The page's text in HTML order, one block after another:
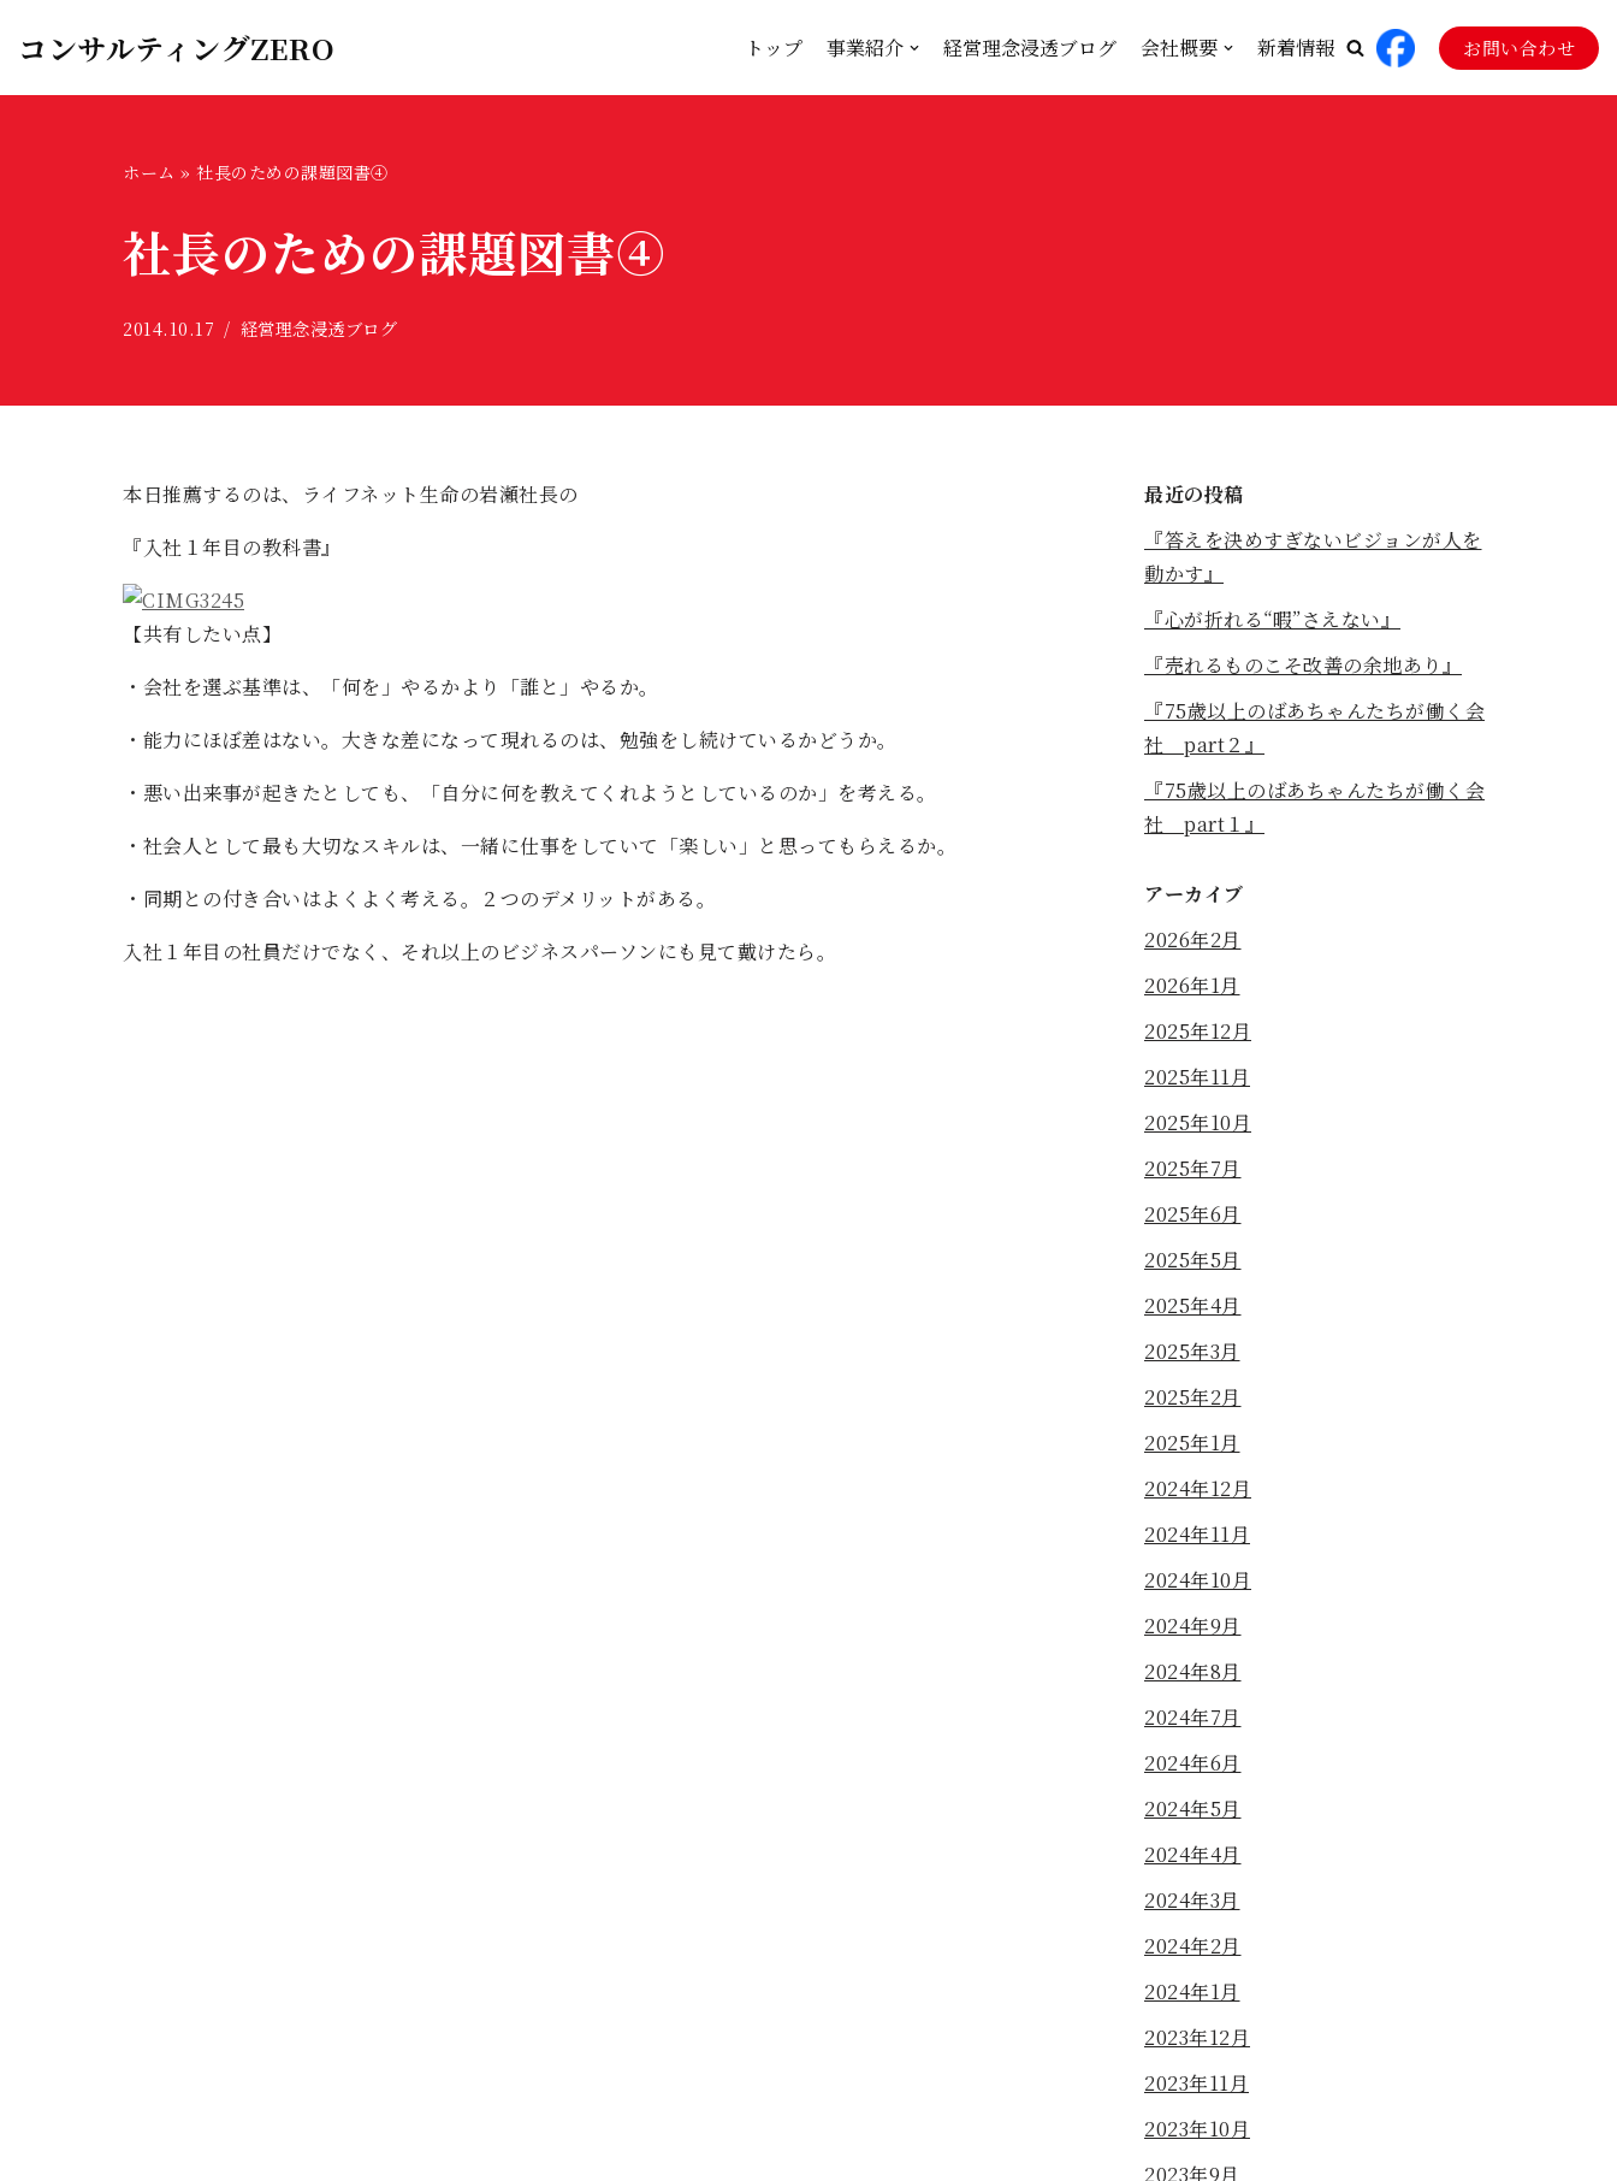
コ
ン
コンサルティングZERO トップ 事業紹介 経営理念浸透ブログ 会社概要 新着情報 お問い合わせ
ホーム » 社長のための課題図書④
社長のための課題図書④
2014.10.17 経営理念浸透ブログ
本日推薦するのは、ライフネット生命の岩瀬社長の
『入社１年目の教科書』
【共有したい点】
・会社を選ぶ基準は、「何を」やるかより「誰と」やるか。
・能力にほぼ差はない。大きな差になって現れるのは、勉強をし続けているかどうか。
・悪い出来事が起きたとしても、「自分に何を教えてくれようとしているのか」を考える。
・社会人として最も大切なスキルは、一緒に仕事をしていて「楽しい」と思ってもらえるか。
・同期との付き合いはよくよく考える。２つのデメリットがある。
入社１年目の社員だけでなく、それ以上のビジネスパーソンにも見て戴けたら。
最近の投稿
『答えを決めすぎないビジョンが人を
動かす』
『心が折れる“暇”さえない』
『売れるものこそ改善の余地あり』
『75歳以上のばあちゃんたちが働く会
社 part２』
『75歳以上のばあちゃんたちが働く会
社 part１』
アーカイブ
2026年2月
2026年1月
2025年12月
2025年11月
2025年10月
2025年7月
2025年6月
2025年5月
2025年4月
2025年3月
2025年2月
2025年1月
2024年12月
2024年11月
2024年10月
2024年9月
2024年8月
2024年7月
2024年6月
2024年5月
2024年4月
2024年3月
2024年2月
2024年1月
2023年12月
2023年11月
2023年10月
2023年9月